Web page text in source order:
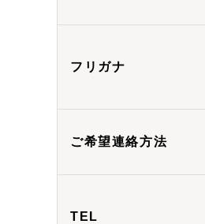
フリガナ
ご希望連絡方法
TEL